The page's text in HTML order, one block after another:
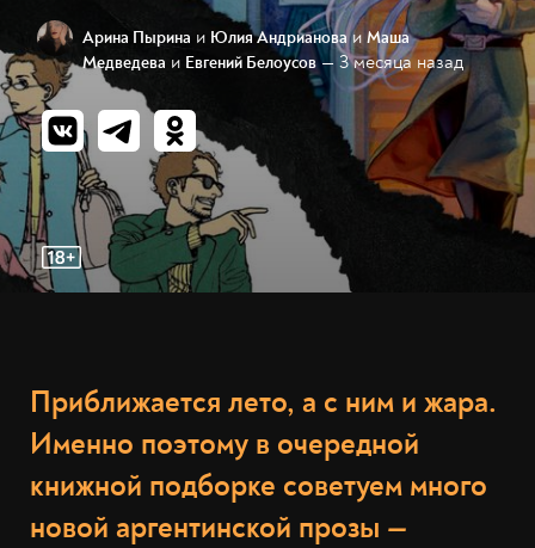
Арина Пырина и Юлия Андрианова и Маша
Медведева и Евгений Белоусов — 3 месяца назад
Приближается лето, а с ним и жара.
Именно поэтому в очередной
книжной подборке советуем много
новой аргентинской прозы —